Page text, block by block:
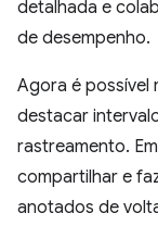
detalhada e
de desempenho.
Agora é possível
destacar
rastreamento.
compartilhar e
anotados de